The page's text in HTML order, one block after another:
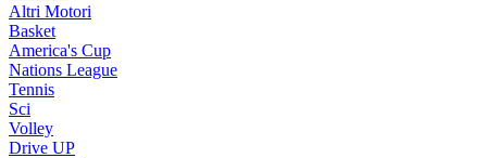
Altri Motori
Basket
America's Cup
Nations League
Tennis
Sci
Volley
Drive UP